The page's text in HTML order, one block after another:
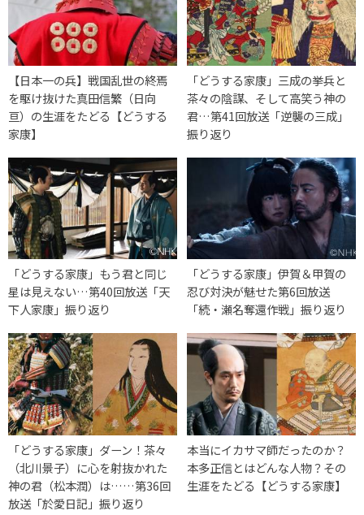
【日本一の兵】戦国乱世の終焉
を駆け抜けた真田信繁（日向
亘）の生涯をたどる【どうする
家康】
「どうする家康」三成の挙兵と
茶々の陰謀、そして高笑う神の
君…第41回放送「逆襲の三成」
振り返り
「どうする家康」もう君と同じ
星は見えない…第40回放送「天
下人家康」振り返り
「どうする家康」伊賀＆甲賀の
忍び対決が魅せた第6回放送
「続・瀬名奪還作戦」振り返り
「どうする家康」ダーン！茶々
（北川景子）に心を射抜かれた
神の君（松本潤）は……第36回
放送「於愛日記」振り返り
本当にイカサマ師だったのか？
本多正信とはどんな人物？その
生涯をたどる【どうする家康】